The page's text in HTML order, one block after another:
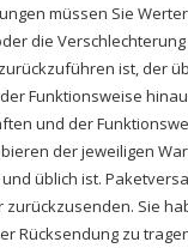
müssen Sie
die
ist, der
Funktionsweise
und der
der jeweiligen
üblich ist.
Sie
Rücksendung zu